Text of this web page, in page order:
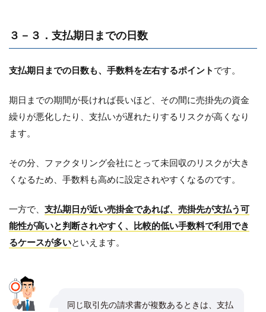
３－３．支払期日までの日数
支払期日までの日数も、手数料を左右するポイント です。
期日までの期間が長ければ長いほど、その間に売掛先の資金
繰りが悪化したり、支払いが遅れたりするリスクが高くなり
ます。
その分、ファクタリング会社にとって未回収のリスクが大き
くなるため、手数料も高めに設定されやすくなるのです。
一方で、 支払期日が近い売掛金であれば、売掛先が支払う可
能性が高いと判断されやすく、比較的低い手数料で利用でき
るケースが多いといえます。
同じ取引先の請求書が複数あるときは、支払